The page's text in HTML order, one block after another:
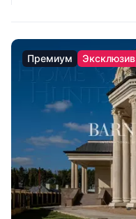
Премиум Эксклюзив